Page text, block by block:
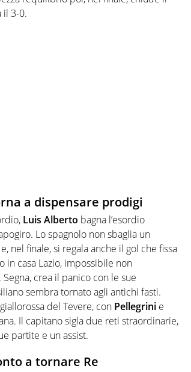
il 3-0.
a dispensare prodigi
Luis Alberto bagna l’esordio
Lo spagnolo non sbaglia un
nel finale, si regala anche il gol che fissa
in casa Lazio, impossibile non
. Segna, crea il panico con le sue
sembra tornato agli antichi fasti.
del Tevere, con Pellegrini e
Il capitano sigla due reti straordinarie,
partite e un assist.
a tornare Re